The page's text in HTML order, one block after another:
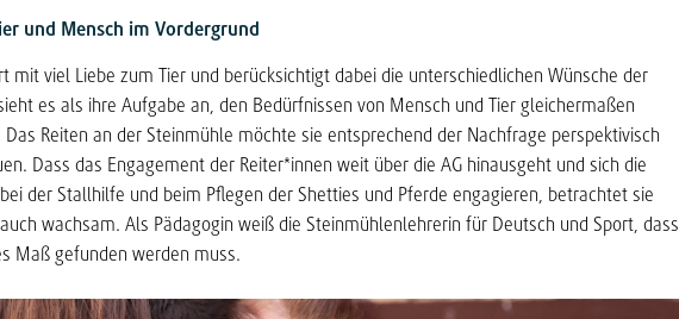
und Mensch im Vordergrund
mit viel Liebe zum Tier und berücksichtigt dabei die unterschiedlichen Wünsche der
es als ihre Aufgabe an, den Bedürfnissen von Mensch und Tier gleichermaßen
Reiten an der Steinmühle möchte sie entsprechend der Nachfrage perspektivisch
Dass das Engagement der Reiter*innen weit über die AG hinausgeht und sich die
der Stallhilfe und beim Pflegen der Shetties und Pferde engagieren, betrachtet sie
wachsam. Als Pädagogin weiß die Steinmühlenlehrerin für Deutsch und Sport, dass
Maß gefunden werden muss.